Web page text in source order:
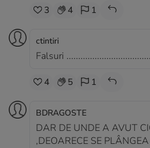
3 4 1
ctintiri
Falsuri
4 5 1
BDRAGOSTE
DAR DE UNDE A AVUT
,DEOARECE SE